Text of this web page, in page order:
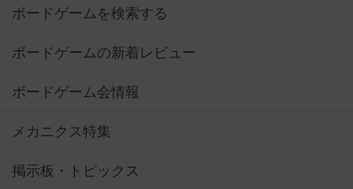
ボードゲームを検索する
ボードゲームの新着レビュー
ボードゲーム会情報
メカニクス特集
掲示板・トピックス